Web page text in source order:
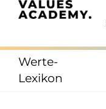
Werte-
Lexikon